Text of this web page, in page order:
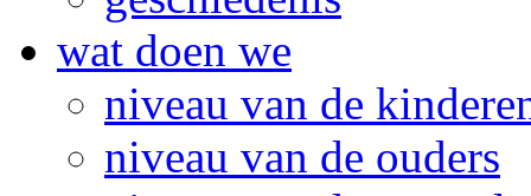
wat doen we
niveau van de
niveau van de ouders